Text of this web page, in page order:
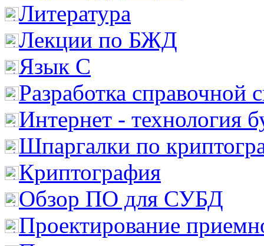
Литература
Лекции по БЖД
Язык С
Разработка справочной
Интернет - технология
Шпаргалки по
Криптография
Обзор ПО для СУБД
Проектирование